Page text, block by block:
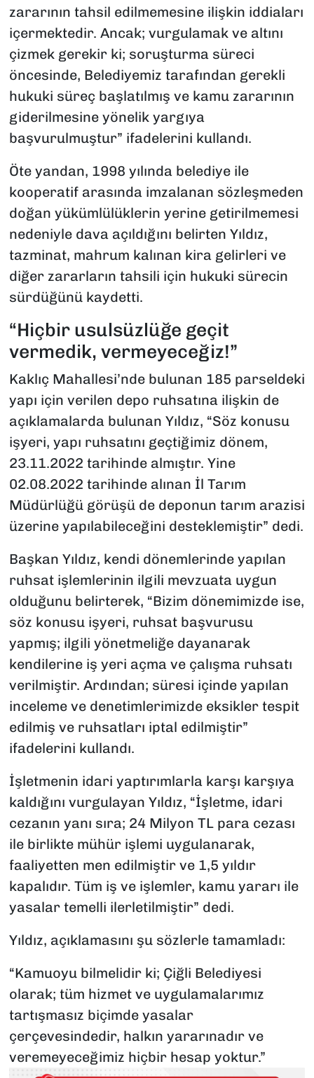
zararının tahsil edilmemesine ilişkin iddiaları
içermektedir. Ancak; vurgulamak ve altını
çizmek gerekir ki; soruşturma süreci
öncesinde, Belediyemiz tarafından gerekli
hukuki süreç başlatılmış ve kamu zararının
giderilmesine yönelik yargıya
başvurulmuştur” ifadelerini kullandı.
Öte yandan, 1998 yılında belediye ile
kooperatif arasında imzalanan sözleşmeden
doğan yükümlülüklerin yerine getirilmemesi
nedeniyle dava açıldığını belirten Yıldız,
tazminat, mahrum kalınan kira gelirleri ve
diğer zararların tahsili için hukuki sürecin
sürdüğünü kaydetti.
“Hiçbir usulsüzlüğe geçit
vermedik, vermeyeceğiz!”
Kaklıç Mahallesi’nde bulunan 185 parseldeki
yapı için verilen depo ruhsatına ilişkin de
açıklamalarda bulunan Yıldız, “Söz konusu
işyeri, yapı ruhsatını geçtiğimiz dönem,
23.11.2022 tarihinde almıştır. Yine
02.08.2022 tarihinde alınan İl Tarım
Müdürlüğü görüşü de deponun tarım arazisi
üzerine yapılabileceğini desteklemiştir” dedi.
Başkan Yıldız, kendi dönemlerinde yapılan
ruhsat işlemlerinin ilgili mevzuata uygun
olduğunu belirterek, “Bizim dönemimizde ise,
söz konusu işyeri, ruhsat başvurusu
yapmış; ilgili yönetmeliğe dayanarak
kendilerine iş yeri açma ve çalışma ruhsatı
verilmiştir. Ardından; süresi içinde yapılan
inceleme ve denetimlerimizde eksikler tespit
edilmiş ve ruhsatları iptal edilmiştir”
ifadelerini kullandı.
İşletmenin idari yaptırımlarla karşı karşıya
kaldığını vurgulayan Yıldız, “İşletme, idari
cezanın yanı sıra; 24 Milyon TL para cezası
ile birlikte mühür işlemi uygulanarak,
faaliyetten men edilmiştir ve 1,5 yıldır
kapalıdır. Tüm iş ve işlemler, kamu yararı ile
yasalar temelli ilerletilmiştir” dedi.
Yıldız, açıklamasını şu sözlerle tamamladı:
“Kamuoyu bilmelidir ki; Çiğli Belediyesi
olarak; tüm hizmet ve uygulamalarımız
tartışmasız biçimde yasalar
çerçevesindedir, halkın yararınadır ve
veremeyeceğimiz hiçbir hesap yoktur.”